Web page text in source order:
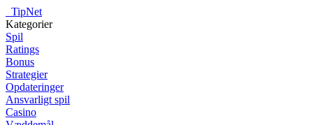
TipNet
Kategorier
Spil
Ratings
Bonus
Strategier
Opdateringer
Ansvarligt spil
Casino